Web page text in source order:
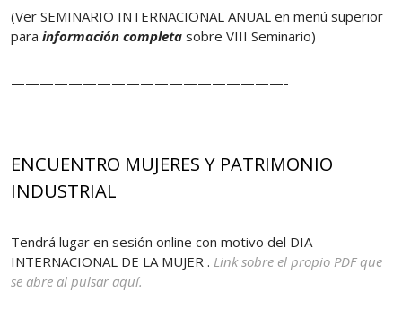
(Ver SEMINARIO INTERNACIONAL ANUAL en menú superior
para información completa sobre VIII Seminario)
———————————————————-
ENCUENTRO MUJERES Y PATRIMONIO
INDUSTRIAL
Tendrá lugar en sesión online con motivo del DIA
INTERNACIONAL DE LA MUJER . Link sobre el propio PDF que
se abre al pulsar aquí.